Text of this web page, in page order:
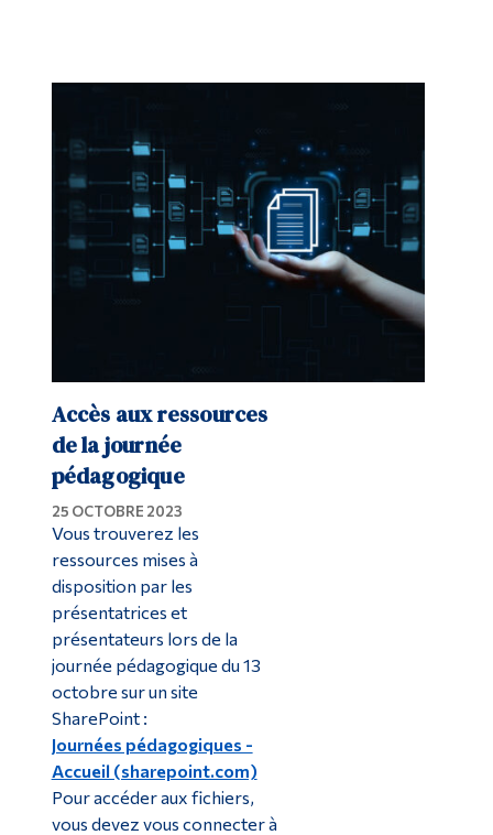
Accès aux ressources
de la journée
pédagogique
25 OCTOBRE 2023
Vous trouverez les
ressources mises à
disposition par les
présentatrices et
présentateurs lors de la
journée pédagogique du 13
octobre sur un site
SharePoint :
Journées pédagogiques -
Accueil (sharepoint.com)
Pour accéder aux fichiers,
vous devez vous connecter à